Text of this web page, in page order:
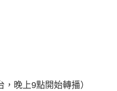
晚上9點開始轉播）